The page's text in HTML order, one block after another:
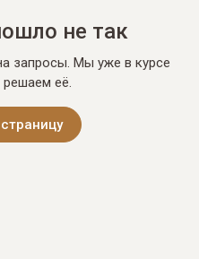
не так
запросы. Мы уже в курсе
её.